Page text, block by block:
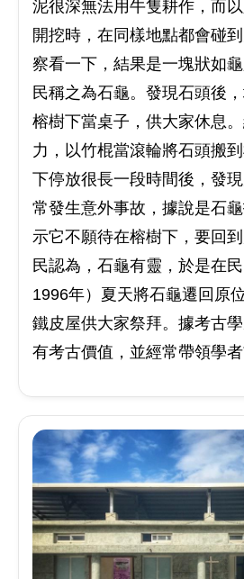
泥很深無法用牛隻耕作，而
開挖時，在同樣地點都會碰
察看一下，結果是一塊狀如
民稱之為石龜。發現石頭後
榕樹下當桌子，供大家休息
力，以竹棍當滾輪將石頭搬
下停放很長一段時間後，發
常發生意外事故，據說是石
示它不願待在榕樹下，要回
民認為，石龜有靈，於是在
1996年）夏天將石龜遷回原
鐵皮屋供大家祭拜。據考古
有考古價值，並經常帶領學者